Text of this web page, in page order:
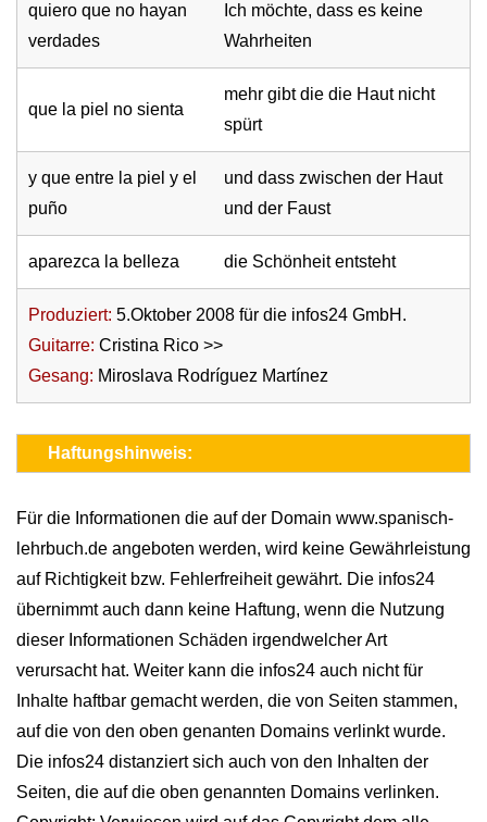
quiero que no hayan
verdades
Ich möchte, dass es keine
Wahrheiten
que la piel no sienta
mehr gibt die die Haut nicht
spürt
y que entre la piel y el
puño
und dass zwischen der Haut
und der Faust
aparezca la belleza die Schönheit entsteht
Produziert: 5.Oktober 2008 für die infos24 GmbH.
Guitarre: Cristina Rico >>
Gesang: Miroslava Rodríguez Martínez
Haftungshinweis:
Für die Informationen die auf der Domain www.spanisch-
lehrbuch.de angeboten werden, wird keine Gewährleistung
auf Richtigkeit bzw. Fehlerfreiheit gewährt. Die infos24
übernimmt auch dann keine Haftung, wenn die Nutzung
dieser Informationen Schäden irgendwelcher Art
verursacht hat. Weiter kann die infos24 auch nicht für
Inhalte haftbar gemacht werden, die von Seiten stammen,
auf die von den oben genanten Domains verlinkt wurde.
Die infos24 distanziert sich auch von den Inhalten der
Seiten, die auf die oben genannten Domains verlinken.